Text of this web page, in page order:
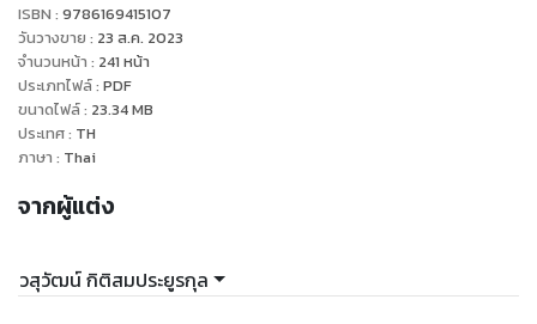
ISBN : 9786169415107
วันวางขาย : 23 ส.ค. 2023
จำนวนหน้า : 241 หน้า
ประเภทไฟล์: PDF
ขนาดไฟล์: 23.34MB
ประเทศ: TH
ภาษา : Thai
จากผู้แต่ง
วสุวัฒน์ กิติสมประยูรกุล